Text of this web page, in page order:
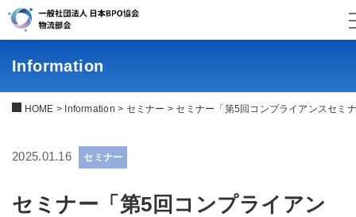
Information
HOME > Information > セミナー >セミナー「第5回コンプライアンスセミ
2025.01.16 セミナー
セミナー「第5回コンプライアン